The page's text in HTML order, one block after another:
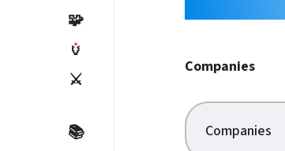
🧩
🏺
⚔️
📚
Companies
Companies